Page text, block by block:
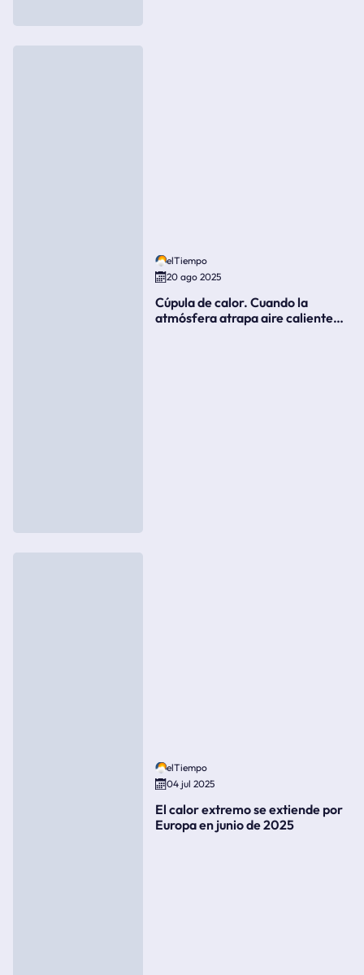
elTiempo
20 ago 2025
Cúpula de calor. Cuando la
atmósfera atrapa aire caliente
elTiempo
04 jul 2025
El calor extremo se extiende por
Europa en junio de 2025